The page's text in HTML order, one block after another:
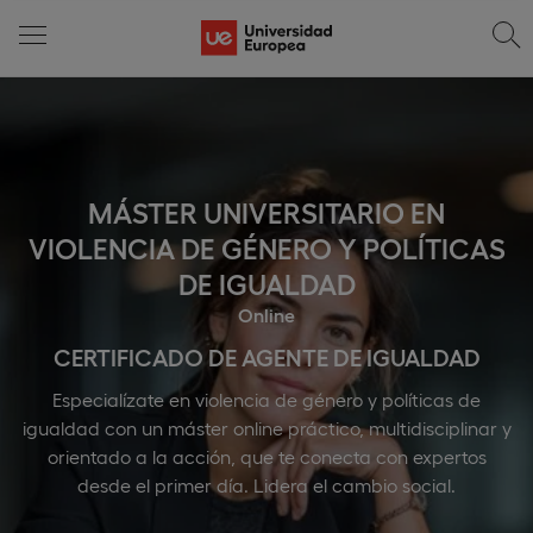
MÁSTER UNIVERSITARIO EN
VIOLENCIA DE GÉNERO Y POLÍTICAS
DE IGUALDAD
Online
CERTIFICADO DE AGENTE DE IGUALDAD
Especialízate en violencia de género y políticas de
igualdad con un máster online práctico, multidisciplinar y
orientado a la acción, que te conecta con expertos
desde el primer día. Lidera el cambio social.